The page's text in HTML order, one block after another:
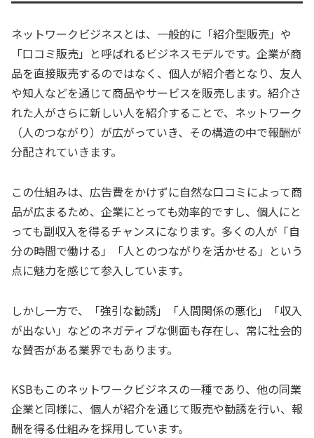
ネットワークビジネスとは、一般的に「紹介型販売」や
「口コミ販売」と呼ばれるビジネスモデルです。企業が商
品を直接販売するのではなく、個人が紹介者となり、友人
や知人などを通じて商品やサービスを販売します。紹介さ
れた人がさらに新しい人を紹介することで、ネットワーク
（人のつながり）が広がっていき、その構造の中で報酬が
分配されていきます。
この仕組みは、広告費をかけずに自然な口コミによって商
品が広まるため、企業にとっても効率的ですし、個人にと
っても副収入を得るチャンスになります。多くの人が「自
分の時間で働ける」「人とのつながりを活かせる」という
点に魅力を感じて参入しています。
しかし一方で、「強引な勧誘」「人間関係の悪化」「収入
が出ない」などのネガティブな側面も存在し、常に社会的
な賛否がある業界でもあります。
KSBもこのネットワークビジネスの一種であり、他の同業
企業と同様に、個人が紹介を通じて販売や勧誘を行い、報
酬を得る仕組みを採用しています。